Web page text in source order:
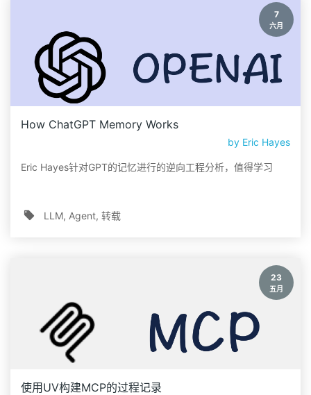
7
六月
How ChatGPT Memory Works
by Eric Hayes
Eric Hayes针对GPT的记忆进行的逆向工程分析，值得学习
LLM Agent 转载
23
五月
使用UV构建MCP的过程记录